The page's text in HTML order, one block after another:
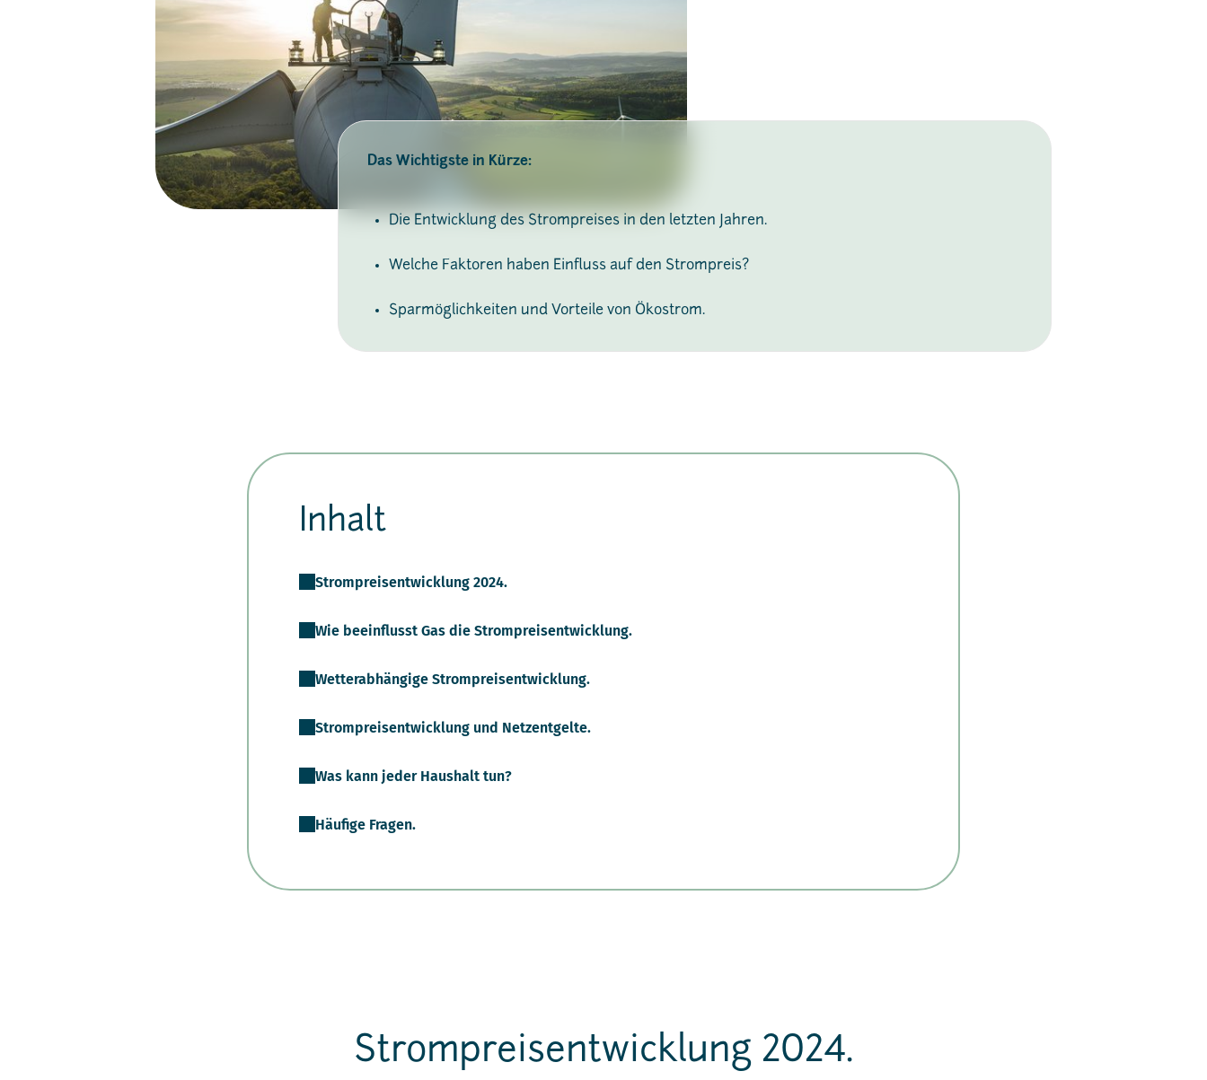
Das Wichtigste in Kürze:
Die Entwicklung des Strompreises in den letzten Jahren.
Welche Faktoren haben Einfluss auf den Strompreis?
Sparmöglichkeiten und Vorteile von Ökostrom.
Inhalt
Strompreisentwicklung 2024.
Wie beeinflusst Gas die Strompreisentwicklung.
Wetterabhängige Strompreisentwicklung.
Strompreisentwicklung und Netzentgelte.
Was kann jeder Haushalt tun?
Häufige Fragen.
Strompreisentwicklung 2024.